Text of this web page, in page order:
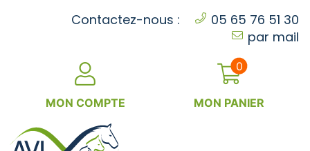
Contactez-nous :
05 65 76 51 30
par mail
MON COMPTE MON PANIER
0